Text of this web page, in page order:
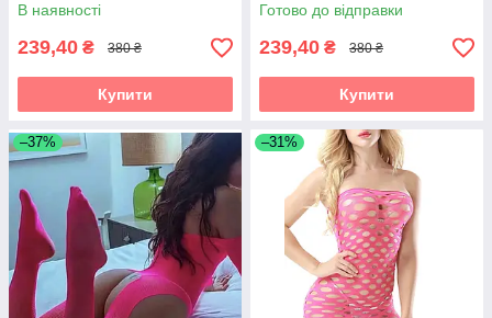
В наявності
239,40 ₴ 380 ₴
Купити
Готово до відправки
239,40 ₴ 380 ₴
Купити
–37% –31%